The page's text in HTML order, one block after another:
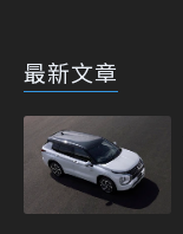
最新文章